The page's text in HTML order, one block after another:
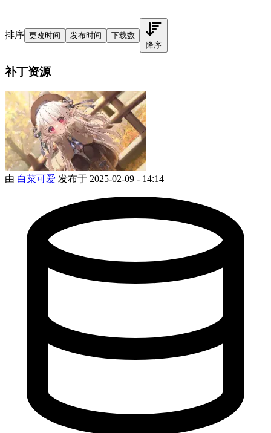
排序 更改时间 发布时间
下载数
降序
补丁资源
由 白菜可爱 发布于 2025-02-09 - 14:14